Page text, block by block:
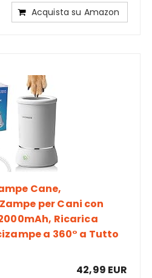
Acquista su Amazon
Cane,
per Cani con
Ricarica
a 360° a Tutto
42,99 EUR